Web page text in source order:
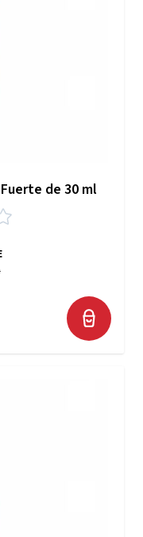
de 30 ml